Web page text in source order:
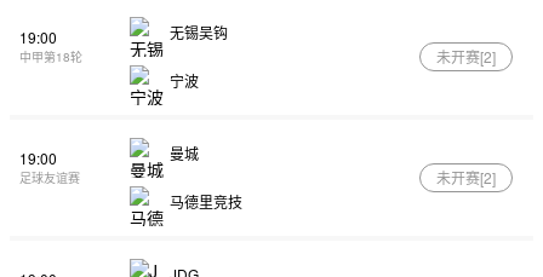
19:00
中甲第18轮
无锡吴钩
宁波
未开赛[2]
19:00
足球友谊赛
曼城
马德里竞技
未开赛[2]